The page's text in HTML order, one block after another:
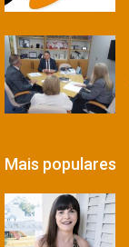
Mais populares